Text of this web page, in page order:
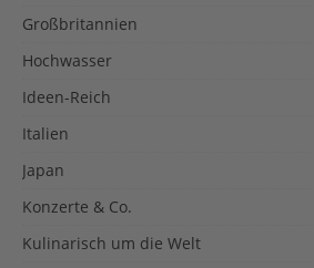
Großbritannien
Hochwasser
Ideen-Reich
Italien
Japan
Konzerte & Co.
Kulinarisch um die Welt